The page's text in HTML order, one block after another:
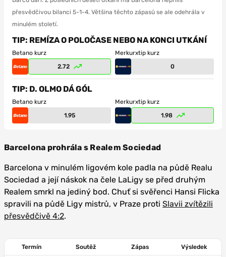
přesvědčivou bilanci 5-1-4. Většina těchto zápasů se ale odehrála v
minulém století.
TIP: REMÍZA O POLOČASE NEBO NA KONCI UTKÁNÍ
Betano kurz
2.72
Merkurxtip kurz
0
TIP: D. OLMO DÁ GÓL
Betano kurz
1.95
Merkurxtip kurz
1.98
Barcelona prohrála s Realem Sociedad
Barcelona v minulém ligovém kole padla na půdě Realu
Sociedad a její náskok na čele LaLigy se před druhým
Realem smrkl na jediný bod. Chuť si svěřenci Hansi Flicka
spravili na půdě Ligy mistrů, v Praze proti Slavii zvítězili
přesvědčivě 4:2.
Termín Soutěž Zápas Výsledek